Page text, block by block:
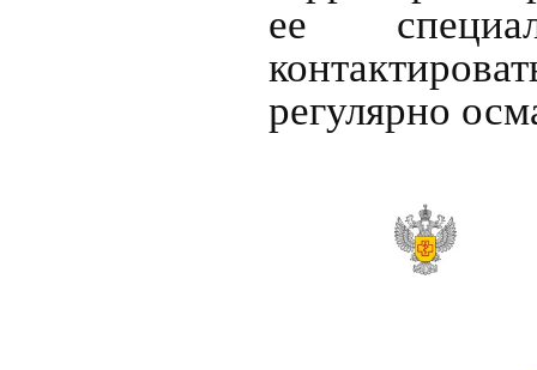
ее
регулярно